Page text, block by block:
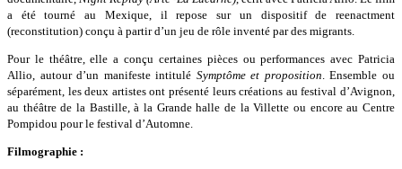
a été tourné au Mexique, il repose sur un dispositif de reenactment
(reconstitution) conçu à partir d’un jeu de rôle inventé par des migrants.
Pour le théâtre, elle a conçu certaines pièces ou performances avec Patricia
Allio, autour d’un manifeste intitulé Symptôme et proposition . Ensemble ou
séparément, les deux artistes ont présenté leurs créations au festival d’Avignon,
au théâtre de la Bastille, à la Grande halle de la Villette ou encore au Centre
Pompidou pour le festival d’Automne.
Filmographie :